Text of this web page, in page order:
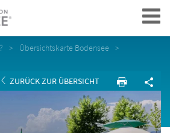
Navigation
Übersichtskarte Bodensee
ZURÜCK ZUR ÜBERSICHT